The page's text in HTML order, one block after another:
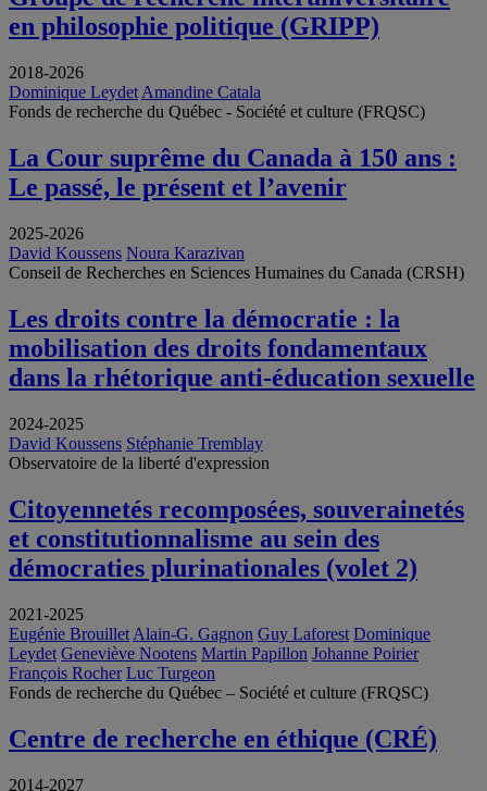
en philosophie politique (GRIPP)
2018-2026
Dominique Leydet Amandine Catala
Fonds de recherche du Québec - Société et culture (FRQSC)
La Cour suprême du Canada à 150 ans :
Le passé, le présent et l’avenir
2025-2026
David Koussens Noura Karazivan
Conseil de Recherches en Sciences Humaines du Canada (CRSH)
Les droits contre la démocratie : la
mobilisation des droits fondamentaux
dans la rhétorique anti-éducation sexuelle
2024-2025
David Koussens Stéphanie Tremblay
Observatoire de la liberté d'expression
Citoyennetés recomposées, souverainetés
et constitutionnalisme au sein des
démocraties plurinationales (volet 2)
2021-2025
Eugénie Brouillet Alain-G. Gagnon Guy Laforest Dominique
Leydet Geneviève Nootens Martin Papillon Johanne Poirier
François Rocher Luc Turgeon
Fonds de recherche du Québec – Société et culture (FRQSC)
Centre de recherche en éthique (CRÉ)
2014-2027